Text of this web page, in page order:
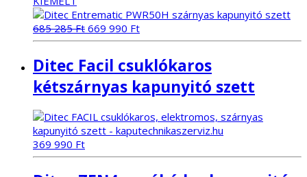
685 285Ft Original
price
685
285 Ft.
669 990 FtCurrent
price
669
990 Ft.
Ditec Facil csuklókaros
kétszárnyas kapunyitó szett
369 990 Ft